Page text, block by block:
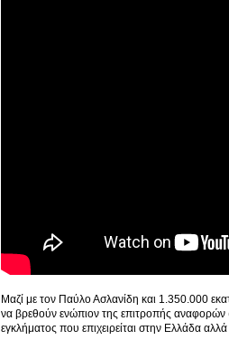
Μαζί με τον Παύλο Ασλανίδη και 1.350.000
να βρεθούν ενώπιον της επιτροπής
εγκλήματος που επιχειρείται στην Ελλάδα